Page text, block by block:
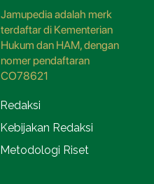
Jamupedia adalah merk
terdaftar di Kementerian
Hukum dan HAM, dengan
nomer pendaftaran
CO78621
Redaksi
Kebijakan Redaksi
Metodologi Riset